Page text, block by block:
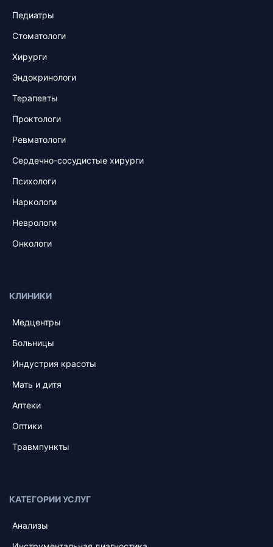
Педиатры
Стоматологи
Хирурги
Эндокринологи
Терапевты
Проктологи
Ревматологи
Сердечно-сосудистые хирурги
Психологи
Наркологи
Неврологи
Онкологи
КЛИНИКИ
Медцентры
Больницы
Индустрия красоты
Мать и дитя
Аптеки
Оптики
Травмпункты
КАТЕГОРИИ УСЛУГ
Анализы